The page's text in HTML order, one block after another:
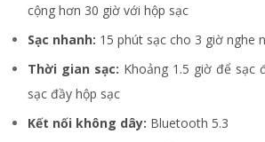
cộng hơn 30 giờ với hộp sạc
Sạc nhanh: 15 phút sạc cho 3 giờ nghe
Thời gian sạc: Khoảng 1.5 giờ để sạc
sạc đầy hộp sạc
Kết nối không dây: Bluetooth 5.3